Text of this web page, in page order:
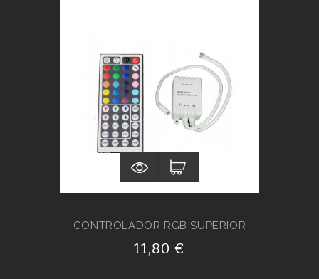
CONTROLADOR RGB SUPERIOR
11,80 €